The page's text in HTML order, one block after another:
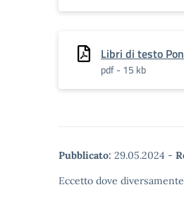
Libri di testo
pdf - 15 kb
Pubblicato: 29.05.2024 -
Eccetto dove